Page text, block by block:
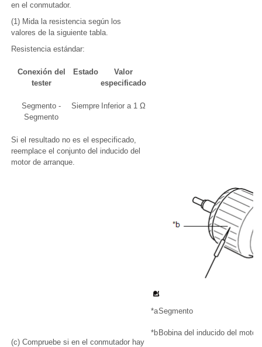
en el conmutador.
(1) Mida la resistencia según los
valores de la siguiente tabla.
Resistencia estándar:
Conexión del
tester
Estado
Valor
especificado
Segmento -
Segmento
Siempre Inferior a 1 Ω
Si el resultado no es el especificado,
reemplace el conjunto del inducido del
motor de arranque.
(c) Compruebe si en el conmutador hay
*aSegmento
*b Bobina del inducido del motor